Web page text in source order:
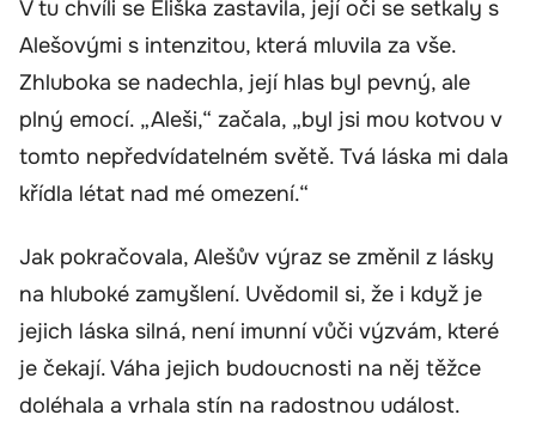
V tu chvíli se Eliška zastavila, její oči se setkaly s
Alešovými s intenzitou, která mluvila za vše.
Zhluboka se nadechla, její hlas byl pevný, ale
plný emocí. „Aleši,“ začala, „byl jsi mou kotvou v
tomto nepředvídatelném světě. Tvá láska mi dala
křídla létat nad mé omezení.“
Jak pokračovala, Alešův výraz se změnil z lásky
na hluboké zamyšlení. Uvědomil si, že i když je
jejich láska silná, není imunní vůči výzvám, které
je čekají. Váha jejich budoucnosti na něj těžce
doléhala a vrhala stín na radostnou událost.